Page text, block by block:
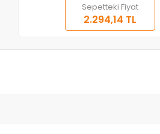
Sepetteki Fiyat
2.294,14 TL